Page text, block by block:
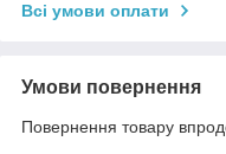
Всі умови оплати
Умови повернення
Повернення товару